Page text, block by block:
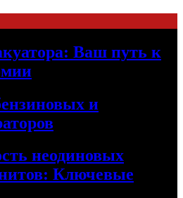
Ваш путь к
и
неодиновых
Ключевые